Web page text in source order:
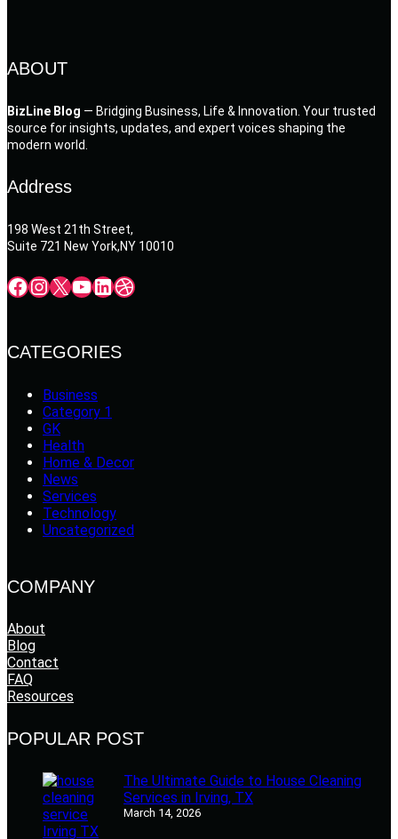
ABOUT
BizLine Blog — Bridging Business, Life & Innovation. Your trusted
source for insights, updates, and expert voices shaping the
modern world.
Address
198 West 21th Street,
Suite 721 New York,NY 10010
Facebook InstagramX YouTube LinkedIn Dribbble
CATEGORIES
Business
Category 1
GK
Health
Home & Decor
News
Services
Technology
Uncategorized
COMPANY
About
Blog
Contact
FAQ
Resources
POPULAR POST
The Ultimate Guide to House Cleaning
Services in Irving, TX
March 14, 2026